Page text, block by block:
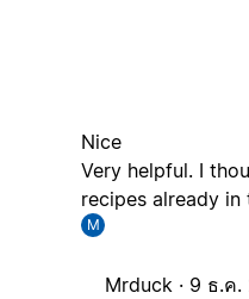
Nice
Very helpful. I
recipes already
M
Mrduck · 9 ธ.ค.